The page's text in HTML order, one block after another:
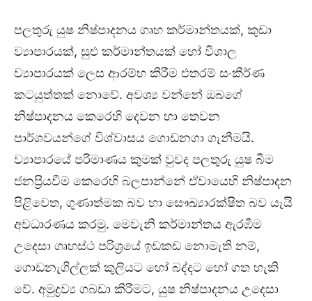
පලතුරු යුෂ නිෂ්පාදනය ගෘහ කර්මාන්තයක්, කුඩා
ව්‍යාපාරයක්, සුළු කර්මාන්තයක් හෝ විශාල
ව්‍යාපාරයක් ලෙස ආරම්භ කිරීම එතරම් සංකීර්ණ
කටයුත්තක් නොවේ. අවශ්‍ය වන්නේ ඔබගේ
නිෂ්පාදනය කෙරෙහි දෙවන හා තෙවන
පාර්ශවයන්ගේ විශ්වාසය ගොඩනගා ගැනීමයි.
ව්‍යාපාරයේ පරිමාණය කුමක් වුවද පලතුරු යුෂ බීම
ජනප්‍රියවීම කෙරෙහි බලපාන්නේ ඒවායෙහි නිෂ්පාදන
පිළිවෙත, ගුණාත්මක බව හා සෞඛ්‍යාරක්ෂිත බව යැයි
අවධාරණය කරමු. මෙවැනි කර්මාන්තය ඇරඹීම
උදෙසා ගෘහස්ථ පරිශ්‍රයේ ඉඩකඩ නොමැති නම්,
ගොඩනැගිල්ලක් කුලියට හෝ බද්දට හෝ ගත හැකි
වේ. අමුද්‍රව්‍ය ගබඩා කිරීමට, යුෂ නිෂ්පාදනය උදෙසා